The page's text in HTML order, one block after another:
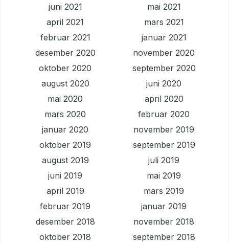
juni 2021
mai 2021
april 2021
mars 2021
februar 2021
januar 2021
desember 2020
november 2020
oktober 2020
september 2020
august 2020
juni 2020
mai 2020
april 2020
mars 2020
februar 2020
januar 2020
november 2019
oktober 2019
september 2019
august 2019
juli 2019
juni 2019
mai 2019
april 2019
mars 2019
februar 2019
januar 2019
desember 2018
november 2018
oktober 2018
september 2018